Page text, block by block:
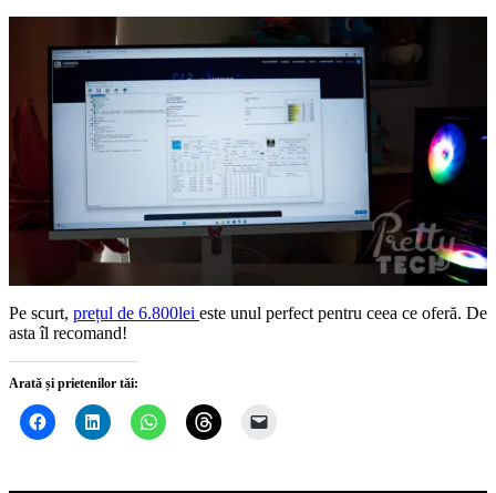
Pe scurt, prețul de 6.800lei este unul perfect pentru ceea ce oferă. De
asta îl recomand!
Arată și prietenilor tăi: